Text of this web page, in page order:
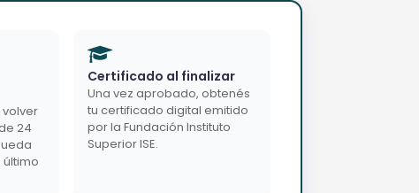
24
Certificado al finalizar
Una vez aprobado, obtenés
tu certificado digital emitido
por la Fundación Instituto
Superior ISE.